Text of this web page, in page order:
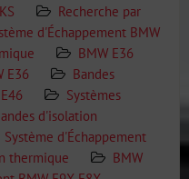
Recherche par
d'Échappement BMW
BMW E36
E36
Bandes
Systèmes
d'isolation
Système d'Échappement
thermique
BMW